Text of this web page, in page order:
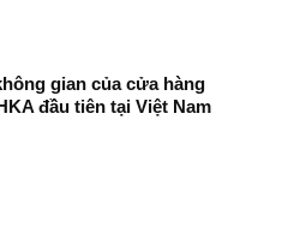
gian của cửa hàng
đầu tiên tại Việt Nam